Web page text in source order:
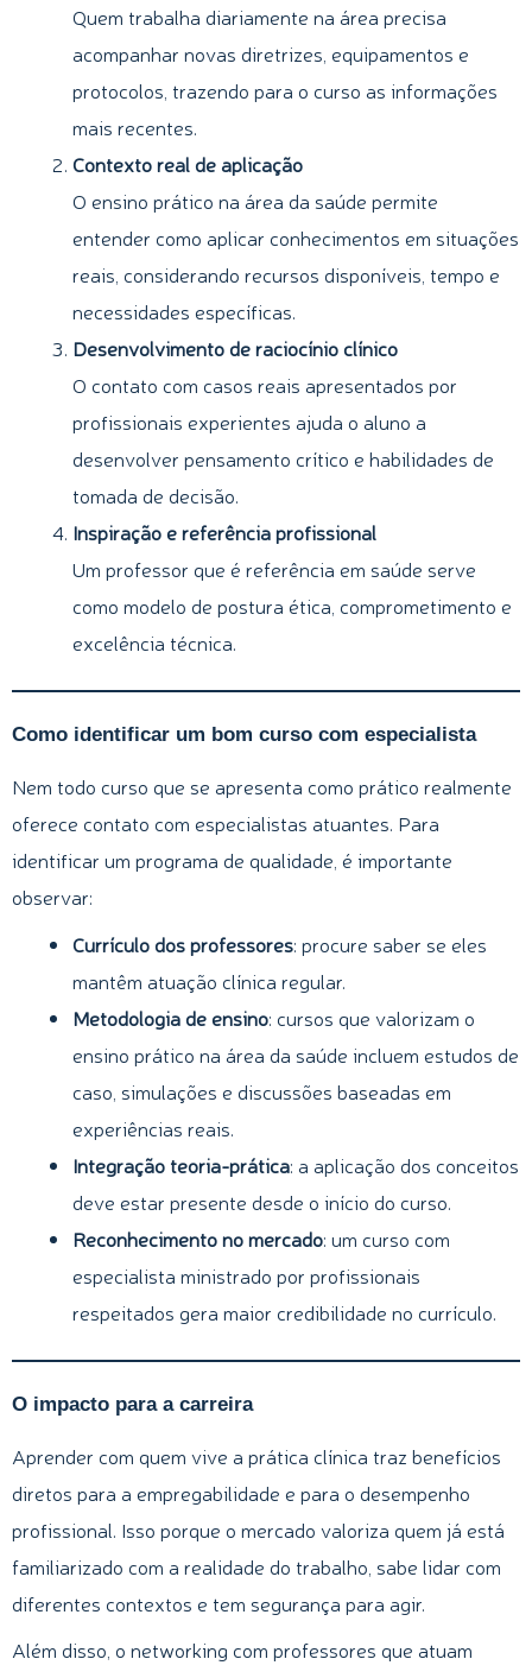
Quem trabalha diariamente na área precisa
acompanhar novas diretrizes, equipamentos e
protocolos, trazendo para o curso as informações
mais recentes.
Contexto real de aplicação
O ensino prático na área da saúde permite
entender como aplicar conhecimentos em situações
reais, considerando recursos disponíveis, tempo e
necessidades específicas.
Desenvolvimento de raciocínio clínico
O contato com casos reais apresentados por
profissionais experientes ajuda o aluno a
desenvolver pensamento crítico e habilidades de
tomada de decisão.
Inspiração e referência profissional
Um professor que é referência em saúde serve
como modelo de postura ética, comprometimento e
excelência técnica.
Como identificar um bom curso com especialista
Nem todo curso que se apresenta como prático realmente
oferece contato com especialistas atuantes. Para
identificar um programa de qualidade, é importante
observar:
Currículo dos professores: procure saber se eles
mantêm atuação clínica regular.
Metodologia de ensino: cursos que valorizam o
ensino prático na área da saúde incluem estudos de
caso, simulações e discussões baseadas em
experiências reais.
Integração teoria-prática: a aplicação dos conceitos
deve estar presente desde o início do curso.
Reconhecimento no mercado: um curso com
especialista ministrado por profissionais
respeitados gera maior credibilidade no currículo.
O impacto para a carreira
Aprender com quem vive a prática clínica traz benefícios
diretos para a empregabilidade e para o desempenho
profissional. Isso porque o mercado valoriza quem já está
familiarizado com a realidade do trabalho, sabe lidar com
diferentes contextos e tem segurança para agir.
Além disso, o networking com professores que atuam